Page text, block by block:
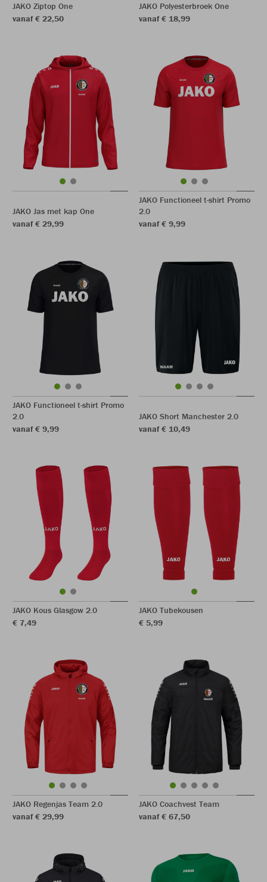
JAKO Ziptop One
vanaf € 22,50
JAKO Polyesterbroek One
vanaf € 18,99
JAKO Jas met kap One
vanaf € 29,99
JAKO Functioneel t-shirt Promo
2.0
vanaf € 9,99
JAKO Functioneel t-shirt Promo
2.0
vanaf € 9,99
JAKO Short Manchester 2.0
vanaf € 10,49
JAKO Kous Glasgow 2.0
€ 7,49
JAKO Tubekousen
€ 5,99
JAKO Regenjas Team 2.0
vanaf € 29,99
JAKO Coachvest Team
vanaf € 67,50